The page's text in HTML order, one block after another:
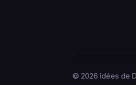
© 2026 Idées de